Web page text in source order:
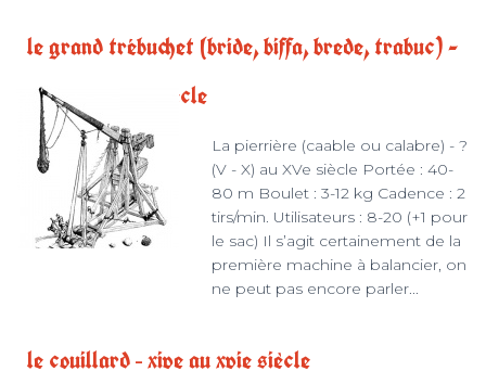
le grand trébuchet (bride, biffa, brede, trabuc) -
fin xiie au xviie siècle
La pierrière (caable ou calabre) - ?
(V - X) au XVe siècle Portée : 40-
80 m Boulet : 3-12 kg Cadence : 2
tirs/min. Utilisateurs : 8-20 (+1 pour
le sac) Il s’agit certainement de la
première machine à balancier, on
ne peut pas encore parler...
le couillard – xive au xvie siècle